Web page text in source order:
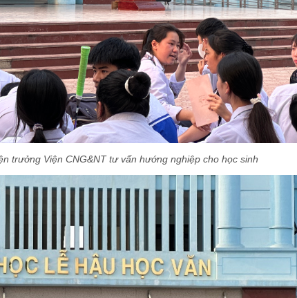
trưởng Viện CNG&NT tư vấn hướng nghiệp cho học sinh